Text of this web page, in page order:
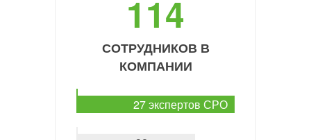
114
СОТРУДНИКОВ В
КОМПАНИИ
27 экспертов СРО